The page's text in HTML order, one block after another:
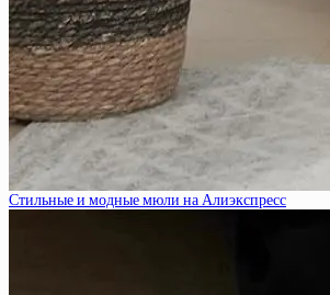
Стильные и модные мюли на Алиэкспресс